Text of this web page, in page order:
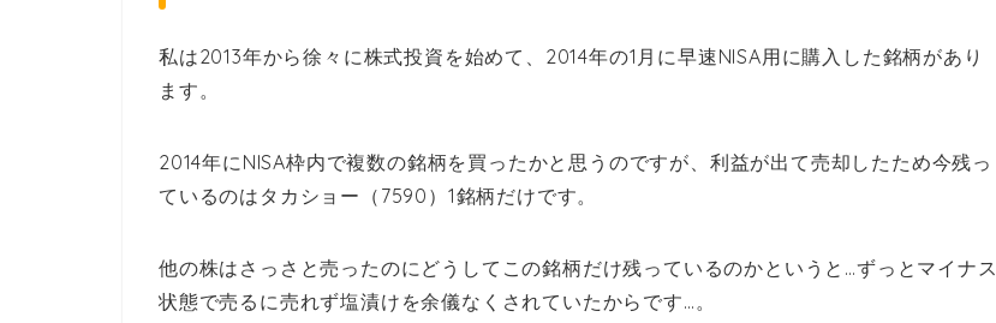
私は2013年から徐々に株式投資を始めて、2014年の1月に早速NISA用に購入した銘柄があり
ます。
2014年にNISA枠内で複数の銘柄を買ったかと思うのですが、利益が出て売却したため今残っ
ているのはタカショー（7590）1銘柄だけです。
他の株はさっさと売ったのにどうしてこの銘柄だけ残っているのかというと…ずっとマイナス
状態で売るに売れず塩漬けを余儀なくされていたからです…。